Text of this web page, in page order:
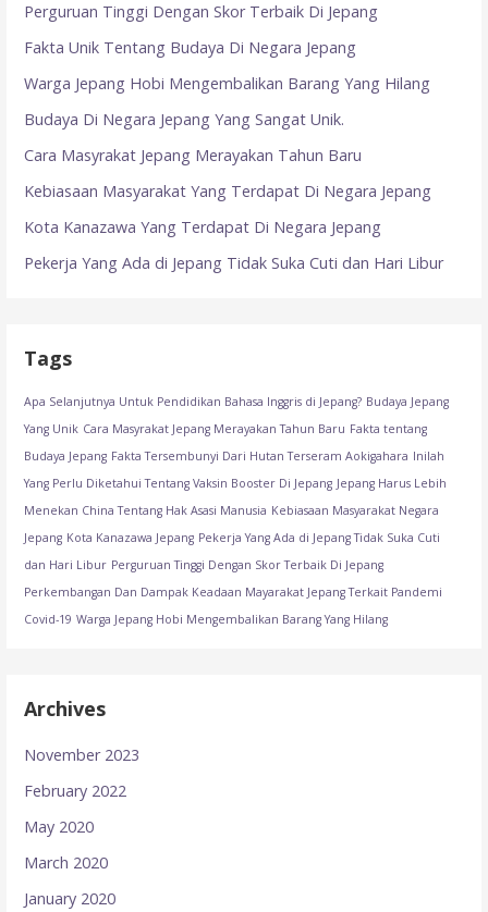
Perguruan Tinggi Dengan Skor Terbaik Di Jepang
Fakta Unik Tentang Budaya Di Negara Jepang
Warga Jepang Hobi Mengembalikan Barang Yang Hilang
Budaya Di Negara Jepang Yang Sangat Unik.
Cara Masyrakat Jepang Merayakan Tahun Baru
Kebiasaan Masyarakat Yang Terdapat Di Negara Jepang
Kota Kanazawa Yang Terdapat Di Negara Jepang
Pekerja Yang Ada di Jepang Tidak Suka Cuti dan Hari Libur
Tags
Apa Selanjutnya Untuk Pendidikan Bahasa Inggris di Jepang? Budaya Jepang
Yang Unik Cara Masyrakat Jepang Merayakan Tahun Baru Fakta tentang
Budaya Jepang Fakta Tersembunyi Dari Hutan Terseram Aokigahara Inilah
Yang Perlu Diketahui Tentang Vaksin Booster Di Jepang Jepang Harus Lebih
Menekan China Tentang Hak Asasi Manusia Kebiasaan Masyarakat Negara
Jepang Kota Kanazawa Jepang Pekerja Yang Ada di Jepang Tidak Suka Cuti
dan Hari Libur Perguruan Tinggi Dengan Skor Terbaik Di Jepang
Perkembangan Dan Dampak Keadaan Mayarakat Jepang Terkait Pandemi
Covid-19 Warga Jepang Hobi Mengembalikan Barang Yang Hilang
Archives
November 2023
February 2022
May 2020
March 2020
January 2020